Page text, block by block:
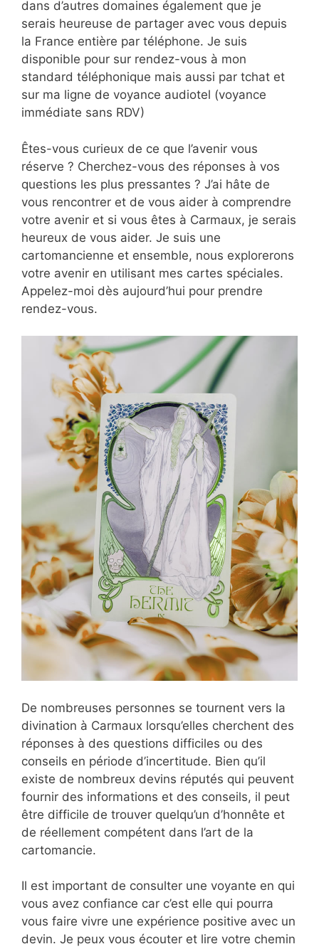
dans d’autres domaines également que je
serais heureuse de partager avec vous depuis
la France entière par téléphone. Je suis
disponible pour sur rendez-vous à mon
standard téléphonique mais aussi par tchat et
sur ma ligne de voyance audiotel (voyance
immédiate sans RDV)
Êtes-vous curieux de ce que l’avenir vous
réserve ? Cherchez-vous des réponses à vos
questions les plus pressantes ? J’ai hâte de
vous rencontrer et de vous aider à comprendre
votre avenir et si vous êtes à Carmaux, je serais
heureux de vous aider. Je suis une
cartomancienne et ensemble, nous explorerons
votre avenir en utilisant mes cartes spéciales.
Appelez-moi dès aujourd’hui pour prendre
rendez-vous.
De nombreuses personnes se tournent vers la
divination à Carmaux lorsqu’elles cherchent des
réponses à des questions difficiles ou des
conseils en période d’incertitude. Bien qu’il
existe de nombreux devins réputés qui peuvent
fournir des informations et des conseils, il peut
être difficile de trouver quelqu’un d’honnête et
de réellement compétent dans l’art de la
cartomancie.
Il est important de consulter une voyante en qui
vous avez confiance car c’est elle qui pourra
vous faire vivre une expérience positive avec un
devin. Je peux vous écouter et lire votre chemin